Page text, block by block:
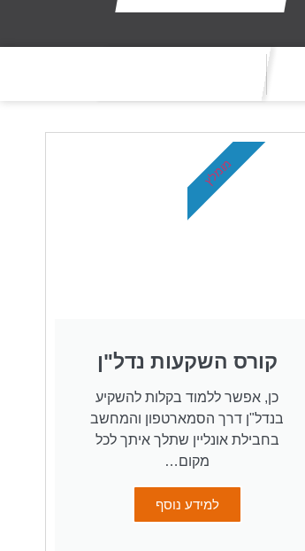
קורס השקעות נדל"ן
כן, אפשר ללמוד בקלות להשקיע
בנדל"ן דרך הסמארטפון והמחשב
בחבילת אונליין שתלך איתך לכל
מקום…
למידע נוסף
מומלץ